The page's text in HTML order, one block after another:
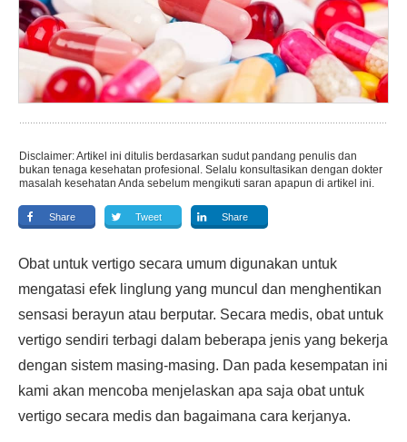
Disclaimer: Artikel ini ditulis berdasarkan sudut pandang penulis dan
bukan tenaga kesehatan profesional. Selalu konsultasikan dengan dokter
masalah kesehatan Anda sebelum mengikuti saran apapun di artikel ini.
Share Tweet Share
Obat untuk vertigo secara umum digunakan untuk
mengatasi efek linglung yang muncul dan menghentikan
sensasi berayun atau berputar. Secara medis, obat untuk
vertigo sendiri terbagi dalam beberapa jenis yang bekerja
dengan sistem masing-masing. Dan pada kesempatan ini
kami akan mencoba menjelaskan apa saja obat untuk
vertigo secara medis dan bagaimana cara kerjanya.